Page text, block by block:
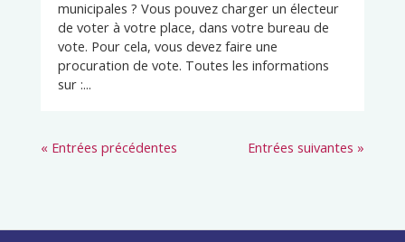
municipales ? Vous pouvez charger un électeur
de voter à votre place, dans votre bureau de
vote. Pour cela, vous devez faire une
procuration de vote. Toutes les informations
sur :...
« Entrées précédentes Entrées suivantes »